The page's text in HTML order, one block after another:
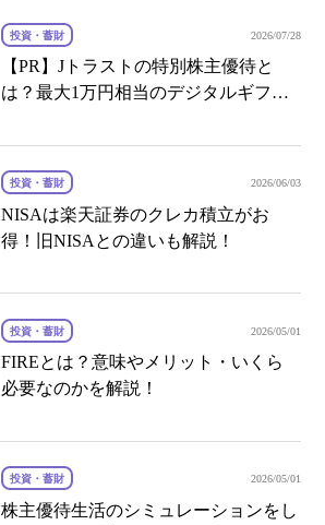
投資・蓄財 2026/07/28
【PR】Jトラストの特別株主優待と
は？最大1万円相当のデジタルギフト
投資・蓄財 2026/06/03
NISAは楽天証券のクレカ積立がお
得！旧NISAとの違いも解説！
投資・蓄財 2026/05/01
FIREとは？意味やメリット・いくら
必要なのかを解説！
投資・蓄財 2026/05/01
株主優待生活のシミュレーションをし